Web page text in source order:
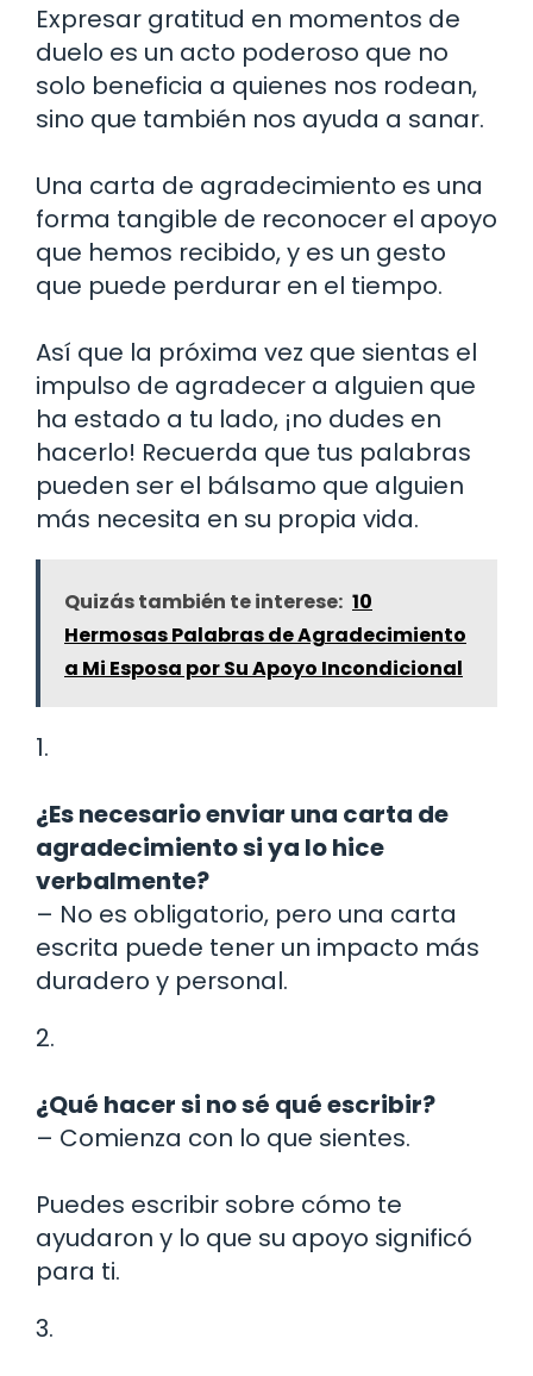
Expresar gratitud en momentos de
duelo es un acto poderoso que no
solo beneficia a quienes nos rodean,
sino que también nos ayuda a sanar.
Una carta de agradecimiento es una
forma tangible de reconocer el apoyo
que hemos recibido, y es un gesto
que puede perdurar en el tiempo.
Así que la próxima vez que sientas el
impulso de agradecer a alguien que
ha estado a tu lado, ¡no dudes en
hacerlo! Recuerda que tus palabras
pueden ser el bálsamo que alguien
más necesita en su propia vida.
Quizás también te interese: 10
Hermosas Palabras de Agradecimiento
a Mi Esposa por Su Apoyo Incondicional
1.
¿Es necesario enviar una carta de
agradecimiento si ya lo hice
verbalmente?
– No es obligatorio, pero una carta
escrita puede tener un impacto más
duradero y personal.
2.
¿Qué hacer si no sé qué escribir?
– Comienza con lo que sientes.
Puedes escribir sobre cómo te
ayudaron y lo que su apoyo significó
para ti.
3.